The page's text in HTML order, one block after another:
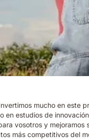
mucho en
en estudios de
vosotros y
más competitivos del